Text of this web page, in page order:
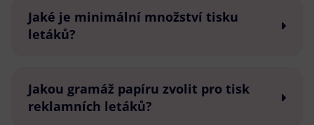
Jaké je minimální množství tisku
letáků?
Jakou gramáž papíru zvolit pro tisk
reklamních letáků?